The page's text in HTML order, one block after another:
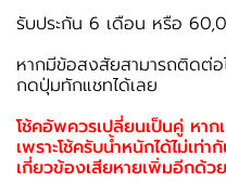
รับประกัน 6 เดือน หรือ
หากมีข้อสงสัยสามารถติดต่
กดปุ่มทักแชทได้เลย
โช้คอัพควรเปลี่ยนเป็นคู่ หาก
เพราะโช้ครับน้ำหนักได้ไม่เท่า
เกี่ยวข้องเสียหายเพิ่มอีกด้วย